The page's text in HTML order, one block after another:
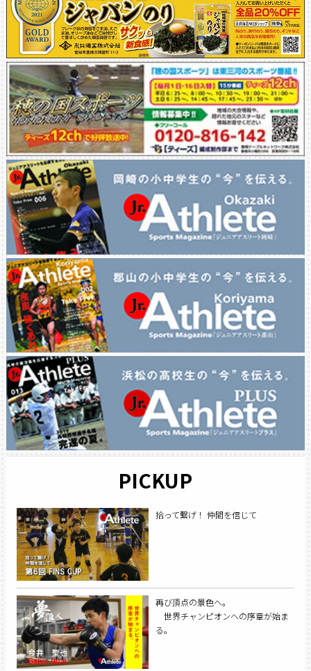
PICKUP
拾って繋げ！ 仲間を信じて
再び頂点の景色へ。
世界チャンピオンへの序章が始ま
る。